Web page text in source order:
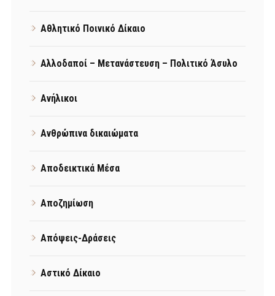
Αθλητικό Ποινικό Δίκαιο
Αλλοδαποί – Μετανάστευση – Πολιτικό Άσυλο
Ανήλικοι
Ανθρώπινα δικαιώματα
Αποδεικτικά Μέσα
Αποζημίωση
Απόψεις-Δράσεις
Αστικό Δίκαιο